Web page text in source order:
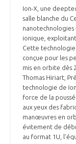
Ion-X, une
salle blanche du
nanotechnologies
ionique,
Cette
conçue pour les
mis en orbite dès
Thomas Hiriart,
technologie de
force de la
aux yeux des
manœuvres en
évitement de
au format 1U,